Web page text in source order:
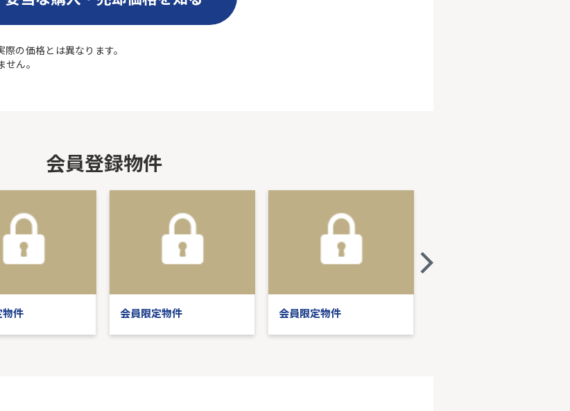
の価格とは異なります。
ん。
会員登録物件
物件 会員限定物件 会員限定物件